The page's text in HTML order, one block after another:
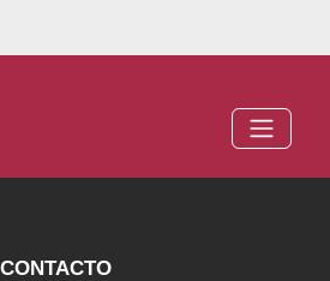
CONTACTO